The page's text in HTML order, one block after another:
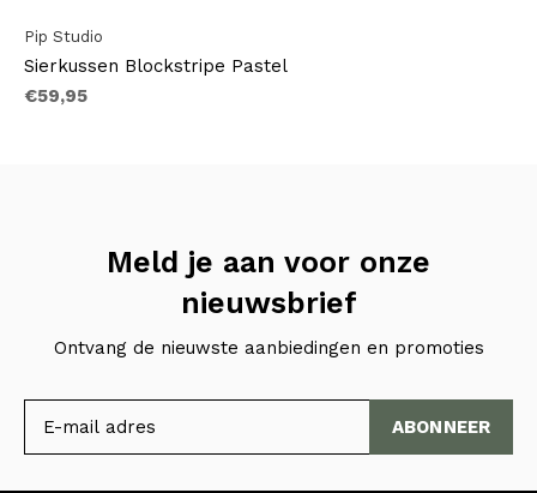
Pip Studio
Sierkussen Blockstripe Pastel
€59,95
Meld je aan voor onze
nieuwsbrief
Ontvang de nieuwste aanbiedingen en promoties
ABONNEER